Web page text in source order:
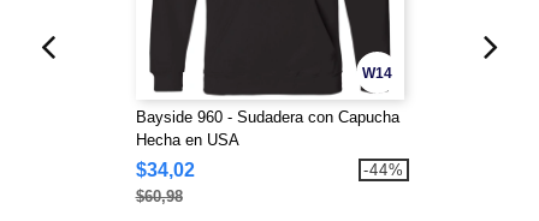
W14
Bayside 960 - Sudadera con Capucha
Hecha en USA
$34,02
$60,98
-44%